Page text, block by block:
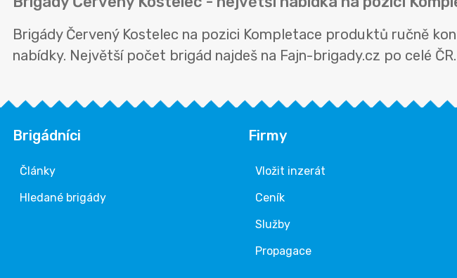
Brigády Červený Kostelec na pozici Kompletace produktů ručně
nabídky. Největší počet brigád najdeš na Fajn-brigady.cz po celé
Brigádníci
Články
Hledané brigády
Firmy
Vložit inzerát
Ceník
Služby
Propagace